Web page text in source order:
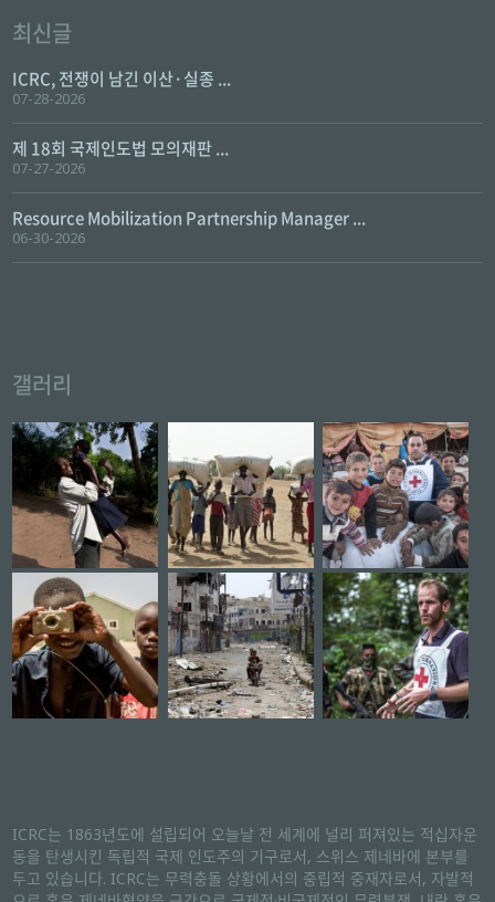
최신글
ICRC, 전쟁이 남긴 이산·실종 ...
07-28-2026
제 18회 국제인도법 모의재판 ...
07-27-2026
Resource Mobilization Partnership Manager ...
06-30-2026
갤러리
ICRC는 1863년도에 설립되어 오늘날 전 세계에 널리 퍼져있는 적십자운
동을 탄생시킨 독립적 국제 인도주의 기구로서, 스위스 제네바에 본부를
두고 있습니다. ICRC는 무력충돌 상황에서의 중립적 중재자로서, 자발적